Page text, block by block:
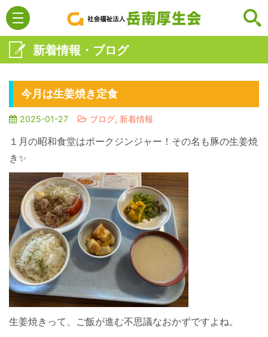
新着情報・ブログ
今月は生姜焼き定食
2025-01-27 ブログ, 新着情報
１月の昭和食堂はポークジンジャー！その名も豚の生姜焼
き✨
生姜焼きって、ご飯が進む不思議なおかずですよね。